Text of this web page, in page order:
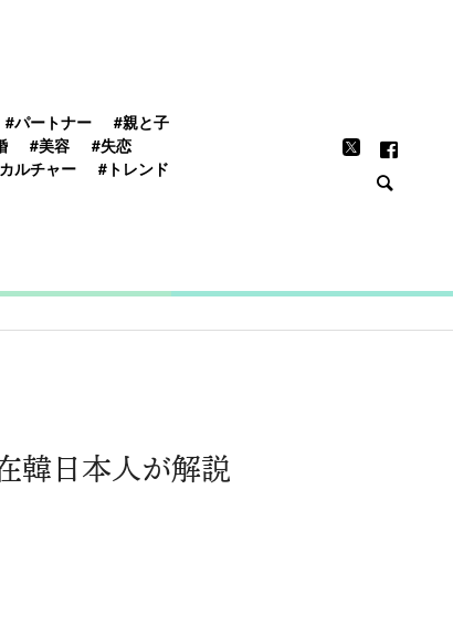
#パートナー
#親と子
#美容
#失恋
ルチャー #トレンド
韓日本人が解説